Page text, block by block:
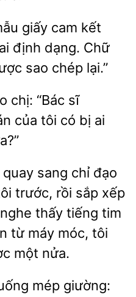
giấy cam kết
định dạng.
sao chép lại.”
chị:
sĩ
của tôi có bị ai
sang chỉ đạo
trước, rồi sắp
thấy tiếng tim
từ máy móc, tôi
một nửa.
mép giường: